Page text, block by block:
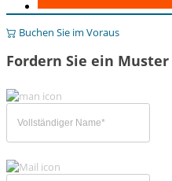
Buchen Sie im Voraus
Fordern Sie ein Muster